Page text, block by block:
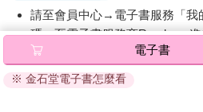
請至會員中心→電子書服務「我
碼』至電子書服務商Readmoo
退換貨須知：
因版權保護，您在金石堂所購買
電子書
※ 金石堂電子書怎麼看